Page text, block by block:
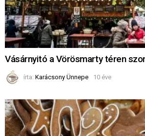
Vásárnyitó a Vörösmarty téren
írta: Karácsony Ünnepe 10 éve